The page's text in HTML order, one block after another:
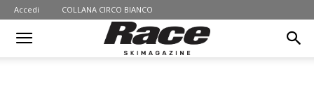
Accedi COLLANA CIRCO BIANCO